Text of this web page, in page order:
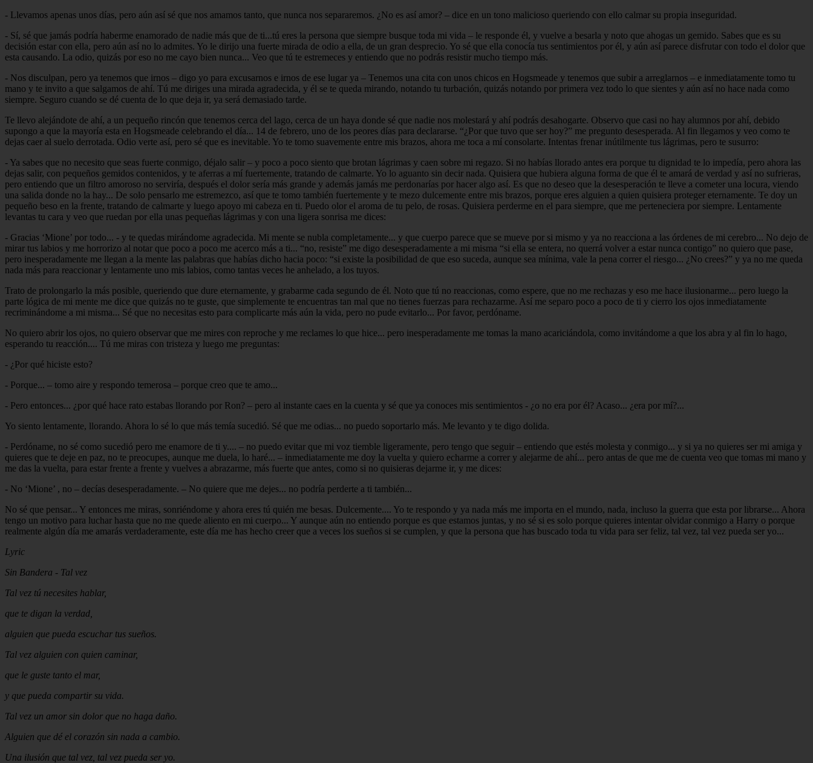
- Llevamos apenas unos días, pero aún así sé que nos amamos tanto, que nunca nos separaremos. ¿No es así amor? – dice en un tono malicioso queriendo con ello calmar su propia inseguridad.
- Sí, sé que jamás podría haberme enamorado de nadie más que de ti...tú eres la persona que siempre busque toda mi vida – le responde él, y vuelve a besarla y noto que ahogas un gemido. Sabes que es su
decisión estar con ella, pero aún así no lo admites. Yo le dirijo una fuerte mirada de odio a ella, de un gran desprecio. Yo sé que ella conocía tus sentimientos por él, y aún así parece disfrutar con todo el dolor que
esta causando. La odio, quizás por eso no me cayo bien nunca... Veo que tú te estremeces y entiendo que no podrás resistir mucho tiempo más.
- Nos disculpan, pero ya tenemos que irnos – digo yo para excusarnos e irnos de ese lugar ya – Tenemos una cita con unos chicos en Hogsmeade y tenemos que subir a arreglarnos – e inmediatamente tomo tu
mano y te invito a que salgamos de ahí. Tú me diriges una mirada agradecida, y él se te queda mirando, notando tu turbación, quizás notando por primera vez todo lo que sientes y aún así no hace nada como
siempre. Seguro cuando se dé cuenta de lo que deja ir, ya será demasiado tarde.
Te llevo alejándote de ahí, a un pequeño rincón que tenemos cerca del lago, cerca de un haya donde sé que nadie nos molestará y ahí podrás desahogarte. Observo que casi no hay alumnos por ahí, debido
supongo a que la mayoría esta en Hogsmeade celebrando el día... 14 de febrero, uno de los peores días para declararse. “¿Por que tuvo que ser hoy?” me pregunto desesperada. Al fin llegamos y veo como te
dejas caer al suelo derrotada. Odio verte así, pero sé que es inevitable. Yo te tomo suavemente entre mis brazos, ahora me toca a mí consolarte. Intentas frenar inútilmente tus lágrimas, pero te susurro:
- Ya sabes que no necesito que seas fuerte conmigo, déjalo salir – y poco a poco siento que brotan lágrimas y caen sobre mi regazo. Si no habías llorado antes era porque tu dignidad te lo impedía, pero ahora las
dejas salir, con pequeños gemidos contenidos, y te aferras a mí fuertemente, tratando de calmarte. Yo lo aguanto sin decir nada. Quisiera que hubiera alguna forma de que él te amará de verdad y así no sufrieras,
pero entiendo que un filtro amoroso no serviría, después el dolor sería más grande y además jamás me perdonarías por hacer algo así. Es que no deseo que la desesperación te lleve a cometer una locura, viendo
una salida donde no la hay... De solo pensarlo me estremezco, así que te tomo también fuertemente y te mezo dulcemente entre mis brazos, porque eres alguien a quien quisiera proteger eternamente. Te doy un
pequeño beso en la frente, tratando de calmarte y luego apoyo mi cabeza en ti. Puedo olor el aroma de tu pelo, de rosas. Quisiera perderme en el para siempre, que me perteneciera por siempre. Lentamente
levantas tu cara y veo que ruedan por ella unas pequeñas lágrimas y con una ligera sonrisa me dices:
- Gracias ‘Mione’ por todo... - y te quedas mirándome agradecida. Mi mente se nubla completamente... y que cuerpo parece que se mueve por si mismo y ya no reacciona a las órdenes de mi cerebro... No dejo de
mirar tus labios y me horrorizo al notar que poco a poco me acerco más a ti... “no, resiste” me digo desesperadamente a mi misma “si ella se entera, no querrá volver a estar nunca contigo” no quiero que pase,
pero inesperadamente me llegan a la mente las palabras que habías dicho hacia poco: “si existe la posibilidad de que eso suceda, aunque sea mínima, vale la pena correr el riesgo... ¿No crees?” y ya no me queda
nada más para reaccionar y lentamente uno mis labios, como tantas veces he anhelado, a los tuyos.
Trato de prolongarlo la más posible, queriendo que dure eternamente, y grabarme cada segundo de él. Noto que tú no reaccionas, como espere, que no me rechazas y eso me hace ilusionarme... pero luego la
parte lógica de mi mente me dice que quizás no te guste, que simplemente te encuentras tan mal que no tienes fuerzas para rechazarme. Así me separo poco a poco de ti y cierro los ojos inmediatamente
recriminándome a mi misma... Sé que no necesitas esto para complicarte más aún la vida, pero no pude evitarlo... Por favor, perdóname.
No quiero abrir los ojos, no quiero observar que me mires con reproche y me reclames lo que hice... pero inesperadamente me tomas la mano acariciándola, como invitándome a que los abra y al fin lo hago,
esperando tu reacción.... Tú me miras con tristeza y luego me preguntas:
- ¿Por qué hiciste esto?
- Porque... – tomo aire y respondo temerosa – porque creo que te amo...
- Pero entonces... ¿por qué hace rato estabas llorando por Ron? – pero al instante caes en la cuenta y sé que ya conoces mis sentimientos - ¿o no era por él? Acaso... ¿era por mí?...
Yo siento lentamente, llorando. Ahora lo sé lo que más temía sucedió. Sé que me odias... no puedo soportarlo más. Me levanto y te digo dolida.
- Perdóname, no sé como sucedió pero me enamore de ti y.... – no puedo evitar que mi voz tiemble ligeramente, pero tengo que seguir – entiendo que estés molesta y conmigo... y si ya no quieres ser mi amiga y
quieres que te deje en paz, no te preocupes, aunque me duela, lo haré... – inmediatamente me doy la vuelta y quiero echarme a correr y alejarme de ahí... pero antas de que me de cuenta veo que tomas mi mano y
me das la vuelta, para estar frente a frente y vuelves a abrazarme, más fuerte que antes, como si no quisieras dejarme ir, y me dices:
- No ‘Mione’ , no – decías desesperadamente. – No quiere que me dejes... no podría perderte a ti también...
No sé que pensar... Y entonces me miras, sonriéndome y ahora eres tú quién me besas. Dulcemente.... Yo te respondo y ya nada más me importa en el mundo, nada, incluso la guerra que esta por librarse... Ahora
tengo un motivo para luchar hasta que no me quede aliento en mi cuerpo... Y aunque aún no entiendo porque es que estamos juntas, y no sé si es solo porque quieres intentar olvidar conmigo a Harry o porque
realmente algún día me amarás verdaderamente, este día me has hecho creer que a veces los sueños si se cumplen, y que la persona que has buscado toda tu vida para ser feliz, tal vez, tal vez pueda ser yo...
Lyric
Sin Bandera - Tal vez
Tal vez tú necesites hablar,
que te digan la verdad,
alguien que pueda escuchar tus sueños.
Tal vez alguien con quien caminar,
que le guste tanto el mar,
y que pueda compartir su vida.
Tal vez un amor sin dolor que no haga daño.
Alguien que dé el corazón sin nada a cambio.
Una ilusión que tal vez, tal vez pueda ser yo.